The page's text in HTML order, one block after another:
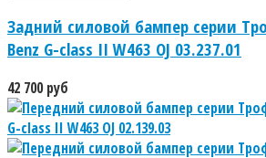
Задний силовой бампер серии
Benz G-class II W463 OJ 03.237.01
42 700 руб